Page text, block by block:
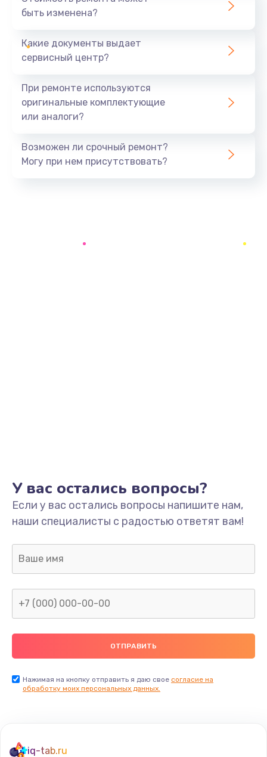
Ремонт электроплаты
Замена центрирующей шайбы динамика
Заказать
Замена голосовой катушки/перемотка динамика
Заказать
Ремонт предварительных цепей усиления (для
активных сабвуферов)
Ремонт после залития
Заказать
1400 руб.
быть изменена?
Какие документы выдает
сервисный центр?
При ремонте используются
оригинальные комплектующие
или аналоги?
Возможен ли срочный ремонт?
Могу при нем присутствовать?
У вас остались вопросы?
Если у вас остались вопросы напишите нам,
наши специалисты с радостью ответят вам!
Нажимая на кнопку отправить я даю свое согласие на
обработку моих персональных данных.
iq-tab.ru